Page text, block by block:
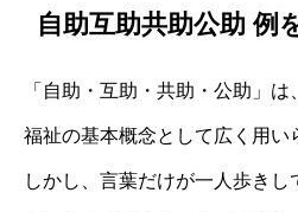
自助互助共助公助 例
「自助・互助・共助・公助」
福祉の基本概念として広く用い
しかし、言葉だけが一人歩きし